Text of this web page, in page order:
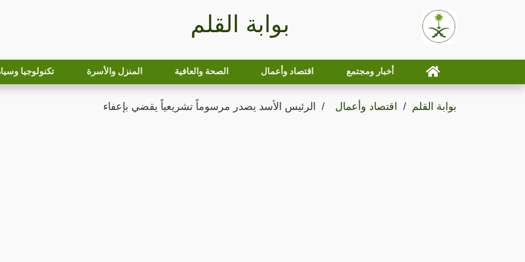
بوابة القلم
أخبار ومجتمع اقتصاد وأعمال الصحة والعافية المنزل والأسرة تكنولوجيا
بوابة القلم اقتصاد وأعمال الرئيس الأسد يصدر مرسوماً تشريعياً يقضي بإعفاء